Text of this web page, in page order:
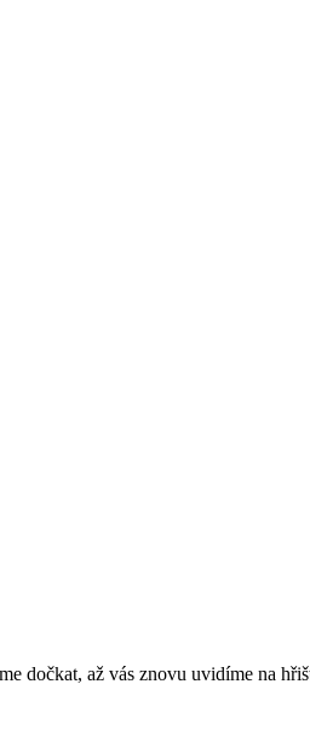
dočkat, až vás znovu uvidíme na